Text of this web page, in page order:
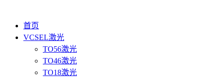
首页
VCSEL激光
TO56激光
TO46激光
TO18激光